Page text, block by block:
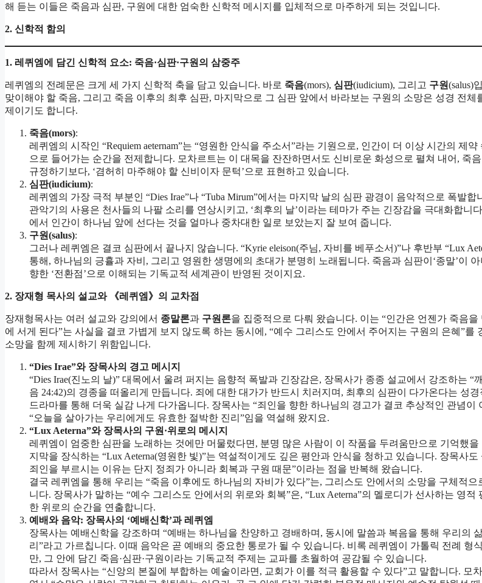
해 듣는 이들은 죽음과 심판, 구원에 대한 엄숙한 신학적 메시지를 입체적으로 마주하게 되는 것입니다.
2. 신학적 함의
1. 레퀴엠에 담긴 신학적 요소: 죽음·심판·구원의 삼중주
레퀴엠의 전례문은 크게 세 가지 신학적 축을 담고 있습니다. 바로 죽음(mors), 심판(iudicium), 그리고 구원(salus)
맞이해야 할 죽음, 그리고 죽음 이후의 최후 심판, 마지막으로 그 심판 앞에서 바라보는 구원의 소망은 성경 전체
제이기도 합니다.
죽음(mors):
레퀴엠의 시작인 “Requiem aeternam”는 “영원한 안식을 주소서”라는 기원으로, 인간이 더 이상 시간의 제
으로 들어가는 순간을 전제합니다. 모차르트는 이 대목을 잔잔하면서도 신비로운 화성으로 펼쳐 내어, 죽음
규정하기보다, ‘겸허히 마주해야 할 신비이자 문턱’으로 표현하고 있습니다.
심판(iudicium):
레퀴엠의 가장 극적 부분인 “Dies Irae”나 “Tuba Mirum”에서는 마지막 날의 심판 광경이 음악적으로 폭발합
관악기의 사용은 천사들의 나팔 소리를 연상시키고, ‘최후의 날’이라는 테마가 주는 긴장감을 극대화합니
에서 인간이 하나님 앞에 선다는 것을 얼마나 중차대한 일로 보았는지 잘 보여 줍니다.
구원(salus):
그러나 레퀴엠은 결코 심판에서 끝나지 않습니다. “Kyrie eleison(주님, 자비를 베푸소서)”나 후반부 “Lux
통해, 하나님의 긍휼과 자비, 그리고 영원한 생명에의 초대가 분명히 노래됩니다. 죽음과 심판이‘종말’이
향한 ‘전환점’으로 이해되는 기독교적 세계관이 반영된 것이지요.
2. 장재형 목사의 설교와 《레퀴엠》의 교차점
장재형목사는 여러 설교와 강의에서 종말론과 구원론을 집중적으로 다뤄 왔습니다. 이는 “인간은 언젠가 죽음
에 서게 된다”는 사실을 결코 가볍게 보지 않도록 하는 동시에, “예수 그리스도 안에서 주어지는 구원의 은혜”를
소망을 함께 제시하기 위함입니다.
“Dies Irae”와 장목사의 경고 메시지
“Dies Irae(진노의 날)” 대목에서 울려 퍼지는 음향적 폭발과 긴장감은, 장목사가 종종 설교에서 강조하는 “
음 24:42)의 경종을 떠올리게 만듭니다. 죄에 대한 대가가 반드시 치러지며, 최후의 심판이 다가온다는 성
드라마를 통해 더욱 실감 나게 다가옵니다. 장목사는 “죄인을 향한 하나님의 경고가 결코 추상적인 관념이
“오늘을 살아가는 우리에게도 유효한 절박한 진리”임을 역설해 왔지요.
“Lux Aeterna”와 장목사의 구원·위로의 메시지
레퀴엠이 엄중한 심판을 노래하는 것에만 머물렀다면, 분명 많은 사람이 이 작품을 두려움만으로 기억했
지막을 장식하는 “Lux Aeterna(영원한 빛)”는 역설적이게도 깊은 평안과 안식을 청하고 있습니다. 장목사도
죄인을 부르시는 이유는 단지 정죄가 아니라 회복과 구원 때문”이라는 점을 반복해 왔습니다.
결국 레퀴엠을 통해 우리는 “죽음 이후에도 하나님의 자비가 있다”는, 그리스도 안에서의 소망을 구체적으
니다. 장목사가 말하는 “예수 그리스도 안에서의 위로와 회복”은, “Lux Aeterna”의 멜로디가 선사하는 영적
한 위로의 순간을 연출합니다.
예배와 음악: 장목사의 ‘예배신학’과 레퀴엠
장목사는 예배신학을 강조하며 “예배는 하나님을 찬양하고 경배하며, 동시에 말씀과 복음을 통해 우리의
리”라고 가르칩니다. 이때 음악은 곧 예배의 중요한 통로가 될 수 있습니다. 비록 레퀴엠이 가톨릭 전례 형
만, 그 안에 담긴 죽음·심판·구원이라는 기독교적 주제는 교파를 초월하여 공감될 수 있습니다.
따라서 장목사는 “신앙의 본질에 부합하는 예술이라면, 교회가 이를 적극 활용할 수 있다”고 말합니다. 모